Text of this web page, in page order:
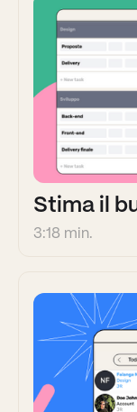
Stima il
3:18 min.